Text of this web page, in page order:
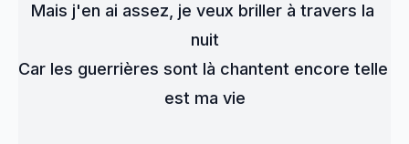
Mais j'en ai assez, je veux briller à travers la
nuit
Car les guerrières sont là chantent encore telle
est ma vie